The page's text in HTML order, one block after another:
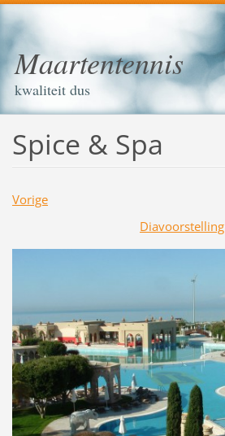
Maartentennis
kwaliteit dus
Spice & Spa
Vorige
Diavoorstelling